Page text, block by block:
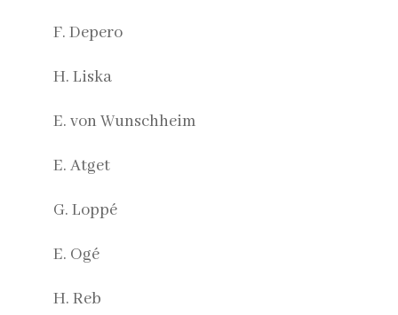
F. Depero
H. Liska
E. von Wunschheim
E. Atget
G. Loppé
E. Ogé
H. Reb